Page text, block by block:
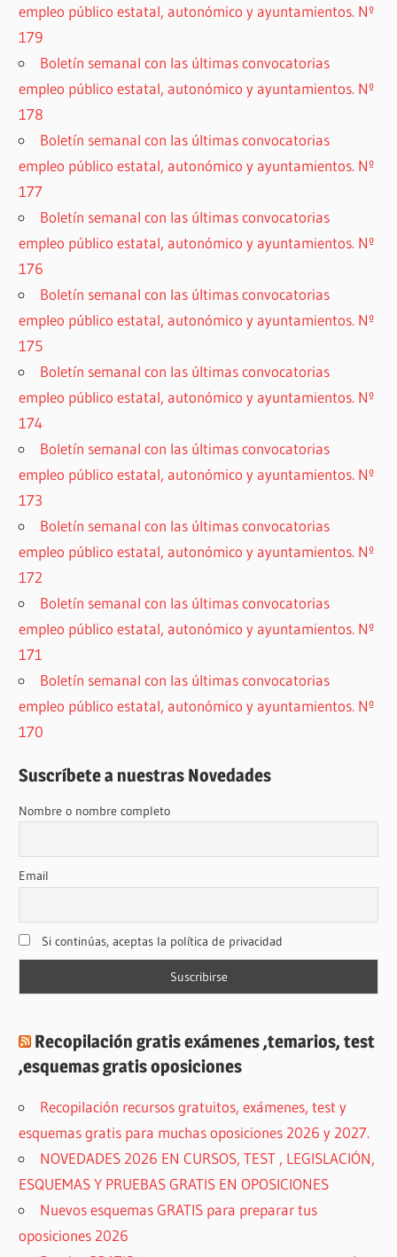
empleo público estatal, autonómico y ayuntamientos. Nº
179
Boletín semanal con las últimas convocatorias
empleo público estatal, autonómico y ayuntamientos. Nº
178
Boletín semanal con las últimas convocatorias
empleo público estatal, autonómico y ayuntamientos. Nº
177
Boletín semanal con las últimas convocatorias
empleo público estatal, autonómico y ayuntamientos. Nº
176
Boletín semanal con las últimas convocatorias
empleo público estatal, autonómico y ayuntamientos. Nº
175
Boletín semanal con las últimas convocatorias
empleo público estatal, autonómico y ayuntamientos. Nº
174
Boletín semanal con las últimas convocatorias
empleo público estatal, autonómico y ayuntamientos. Nº
173
Boletín semanal con las últimas convocatorias
empleo público estatal, autonómico y ayuntamientos. Nº
172
Boletín semanal con las últimas convocatorias
empleo público estatal, autonómico y ayuntamientos. Nº
171
Boletín semanal con las últimas convocatorias
empleo público estatal, autonómico y ayuntamientos. Nº
170
Suscríbete a nuestras Novedades
Nombre o nombre completo
Email
Si continúas, aceptas la política de privacidad
Recopilación gratis exámenes ,temarios, test
,esquemas gratis oposiciones
Recopilación recursos gratuitos, exámenes, test y
esquemas gratis para muchas oposiciones 2026 y 2027.
NOVEDADES 2026 EN CURSOS, TEST , LEGISLACIÓN,
ESQUEMAS Y PRUEBAS GRATIS EN OPOSICIONES
Nuevos esquemas GRATIS para preparar tus
oposiciones 2026